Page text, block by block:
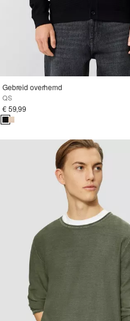
Gebreid overhemd
QS
€ 59,99